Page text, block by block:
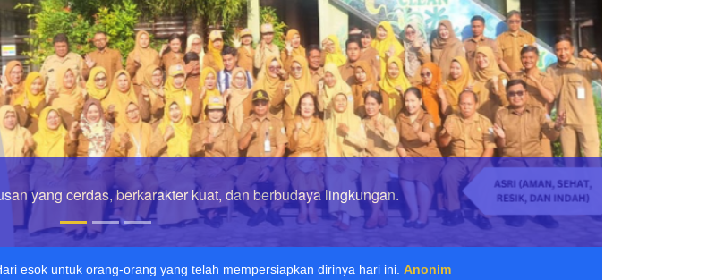
cerdas, berkarakter kuat, dan berbudaya lingkungan.
pengetahuan tanpa agama adalah lumpuh.